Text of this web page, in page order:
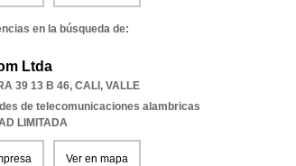
en la búsqueda de:
Ltda
39 13 B 46, CALI , VALLE
de telecomunicaciones alambricas
LIMITADA
Ver en mapa